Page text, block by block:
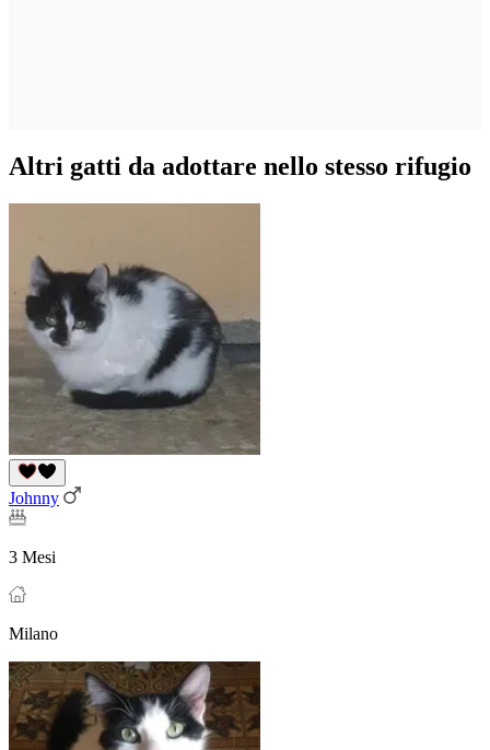
Altri gatti da adottare nello stesso rifugio
Johnny
3 Mesi
Milano